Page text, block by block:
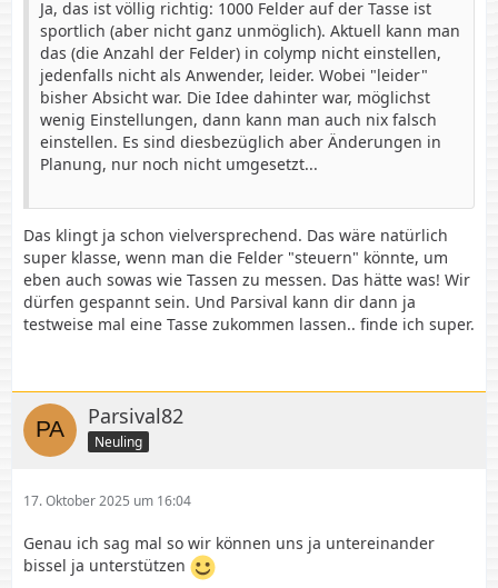
Ja, das ist völlig richtig: 1000 Felder auf der Tasse ist
sportlich (aber nicht ganz unmöglich). Aktuell kann man
das (die Anzahl der Felder) in colymp nicht einstellen,
jedenfalls nicht als Anwender, leider. Wobei "leider"
bisher Absicht war. Die Idee dahinter war, möglichst
wenig Einstellungen, dann kann man auch nix falsch
einstellen. Es sind diesbezüglich aber Änderungen in
Planung, nur noch nicht umgesetzt...
Das klingt ja schon vielversprechend. Das wäre natürlich
super klasse, wenn man die Felder "steuern" könnte, um
eben auch sowas wie Tassen zu messen. Das hätte was! Wir
dürfen gespannt sein. Und Parsival kann dir dann ja
testweise mal eine Tasse zukommen lassen.. finde ich super.
Parsival82
Neuling
17. Oktober 2025 um 16:04
Genau ich sag mal so wir können uns ja untereinander
bissel ja unterstützen